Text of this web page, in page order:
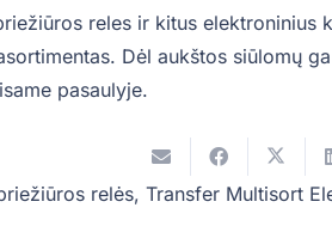
reles ir kitus elektroninius
Dėl aukštos siūlomų
pasaulyje.
relės, Transfer Multisort